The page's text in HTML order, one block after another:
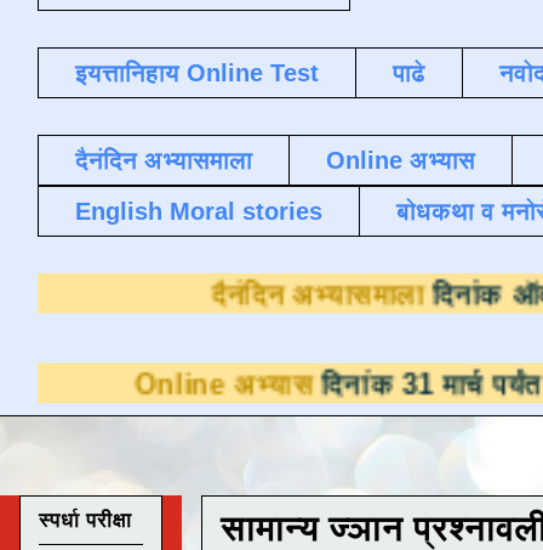
इयत्तानिहाय Online Test पाढे
दैनंदिन अभ्यासमाला
Online अभ्यास
English Moral stories
बोधकथा व
दैनंदिन
अभ्यासदिनांक 31 मार्च पर्यंत
सामान्य ज्ञान
स्पर्धा परीक्षा